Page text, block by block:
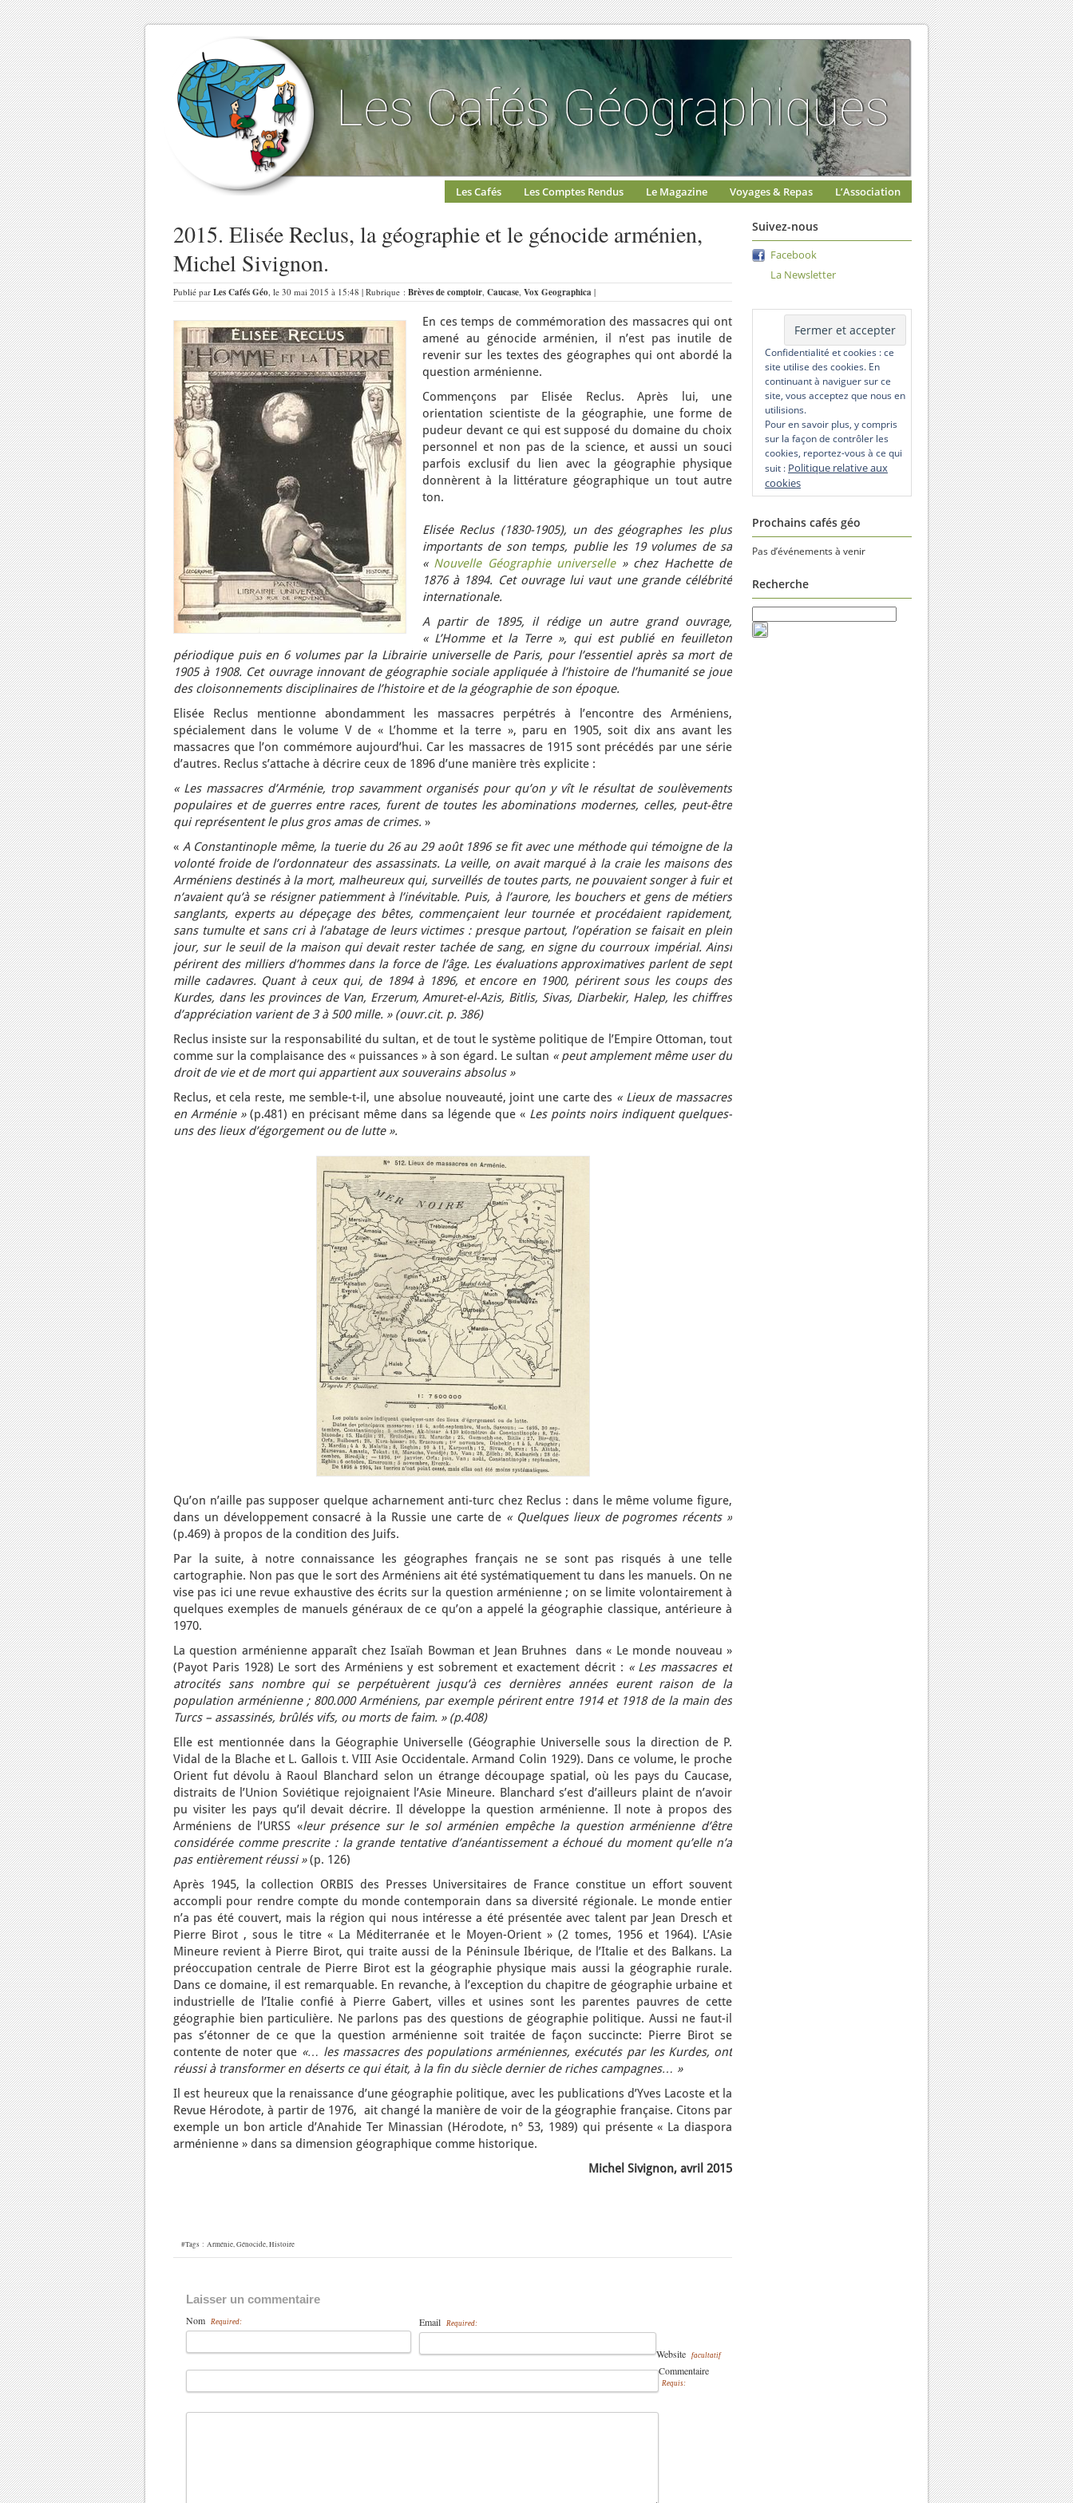
Les Cafés Les Comptes Rendus Le Magazine Voyages & Repas L’Association
2015. Elisée Reclus, la géographie et le génocide arménien,
Michel Sivignon.
Publié par Les Cafés Géo, le 30 mai 2015 à 15:48 | Rubrique : Brèves de comptoir, Caucase, Vox Geographica |
En ces temps de commémoration des massacres qui ont
amené au génocide arménien, il n’est pas inutile de
revenir sur les textes des géographes qui ont abordé la
question arménienne.
Commençons par Elisée Reclus. Après lui, une
orientation scientiste de la géographie, une forme de
pudeur devant ce qui est supposé du domaine du choix
personnel et non pas de la science, et aussi un souci
parfois exclusif du lien avec la géographie physique
donnèrent à la littérature géographique un tout autre
ton.
Elisée Reclus (1830-1905), un des géographes les plus
importants de son temps, publie les 19 volumes de sa
« Nouvelle Géographie universelle»chez Hachette de
1876 à 1894. Cet ouvrage lui vaut une grande célébrité
internationale.
A partir de 1895, il rédige un autre grand ouvrage,
« L’Homme et la Terre », qui est publié en feuilleton
périodique puis en 6 volumes par la Librairie universelle de Paris, pour l’essentiel après sa mort de
1905 à 1908. Cet ouvrage innovant de géographie sociale appliquée à l’histoire de l’humanité se joue
des cloisonnements disciplinaires de l’histoire et de la géographie de son époque.
Elisée Reclus mentionne abondamment les massacres perpétrés à l’encontre des Arméniens,
spécialement dans le volume V de « L’homme et la terre », paru en 1905, soit dix ans avant les
massacres que l’on commémore aujourd’hui. Car les massacres de 1915 sont précédés par une série
d’autres. Reclus s’attache à décrire ceux de 1896 d’une manière très explicite :
« Les massacres d’Arménie, trop savamment organisés pour qu’on y vît le résultat de soulèvements
populaires et de guerres entre races, furent de toutes les abominations modernes, celles, peut-être
qui représentent le plus gros amas de crimes. »
« A Constantinople même, la tuerie du 26 au 29 août 1896 se fit avec une méthode qui témoigne de la
volonté froide de l’ordonnateur des assassinats. La veille, on avait marqué à la craie les maisons des
Arméniens destinés à la mort, malheureux qui, surveillés de toutes parts, ne pouvaient songer à fuir et
n’avaient qu’à se résigner patiemment à l’inévitable. Puis, à l’aurore, les bouchers et gens de métiers
sanglants, experts au dépeçage des bêtes, commençaient leur tournée et procédaient rapidement,
sans tumulte et sans cri à l’abatage de leurs victimes : presque partout, l’opération se faisait en plein
jour, sur le seuil de la maison qui devait rester tachée de sang, en signe du courroux impérial. Ainsi
périrent des milliers d’hommes dans la force de l’âge. Les évaluations approximatives parlent de sept
mille cadavres. Quant à ceux qui, de 1894 à 1896, et encore en 1900, périrent sous les coups des
Kurdes, dans les provinces de Van, Erzerum, Amuret-el-Azis, Bitlis, Sivas, Diarbekir, Halep, les chiffres
d’appréciation varient de 3 à 500 mille. » (ouvr.cit. p. 386)
Reclus insiste sur la responsabilité du sultan, et de tout le système politique de l’Empire Ottoman, tout
comme sur la complaisance des « puissances » à son égard. Le sultan « peut amplement même user du
droit de vie et de mort qui appartient aux souverains absolus »
Reclus, et cela reste, me semble-t-il, une absolue nouveauté, joint une carte des « Lieux de massacres
en Arménie »(p.481) en précisant même dans sa légende que «Les points noirs indiquent quelques-
uns des lieux d’égorgement ou de lutte ».
Qu’on n’aille pas supposer quelque acharnement anti-turc chez Reclus : dans le même volume figure,
dans un développement consacré à la Russie une carte de « Quelques lieux de pogromes récents »
(p.469) à propos de la condition des Juifs.
Par la suite, à notre connaissance les géographes français ne se sont pas risqués à une telle
cartographie. Non pas que le sort des Arméniens ait été systématiquement tu dans les manuels. On ne
vise pas ici une revue exhaustive des écrits sur la question arménienne ; on se limite volontairement à
quelques exemples de manuels généraux de ce qu’on a appelé la géographie classique, antérieure à
1970.
La question arménienne apparaît chez Isaïah Bowman et Jean Bruhnes dans « Le monde nouveau »
(Payot Paris 1928) Le sort des Arméniens y est sobrement et exactement décrit : « Les massacres et
atrocités sans nombre qui se perpétuèrent jusqu’à ces dernières années eurent raison de la
population arménienne ; 800.000 Arméniens, par exemple périrent entre 1914 et 1918 de la main des
Turcs – assassinés, brûlés vifs, ou morts de faim. » (p.408)
Elle est mentionnée dans la Géographie Universelle (Géographie Universelle sous la direction de P.
Vidal de la Blache et L. Gallois t. VIII Asie Occidentale. Armand Colin 1929). Dans ce volume, le proche
Orient fut dévolu à Raoul Blanchard selon un étrange découpage spatial, où les pays du Caucase,
distraits de l’Union Soviétique rejoignaient l’Asie Mineure. Blanchard s’est d’ailleurs plaint de n’avoir
pu visiter les pays qu’il devait décrire. Il développe la question arménienne. Il note à propos des
Arméniens de l’URSS «leur présence sur le sol arménien empêche la question arménienne d’être
considérée comme prescrite : la grande tentative d’anéantissement a échoué du moment qu’elle n’a
pas entièrement réussi »(p. 126)
Après 1945, la collection ORBIS des Presses Universitaires de France constitue un effort souvent
accompli pour rendre compte du monde contemporain dans sa diversité régionale. Le monde entier
n’a pas été couvert, mais la région qui nous intéresse a été présentée avec talent par Jean Dresch et
Pierre Birot , sous le titre « La Méditerranée et le Moyen-Orient » (2 tomes, 1956 et 1964). L’Asie
Mineure revient à Pierre Birot, qui traite aussi de la Péninsule Ibérique, de l’Italie et des Balkans. La
préoccupation centrale de Pierre Birot est la géographie physique mais aussi la géographie rurale.
Dans ce domaine, il est remarquable. En revanche, à l’exception du chapitre de géographie urbaine et
industrielle de l’Italie confié à Pierre Gabert, villes et usines sont les parentes pauvres de cette
géographie bien particulière. Ne parlons pas des questions de géographie politique. Aussi ne faut-il
pas s’étonner de ce que la question arménienne soit traitée de façon succincte: Pierre Birot se
contente de noter que «… les massacres des populations arméniennes, exécutés par les Kurdes, ont
réussi à transformer en déserts ce qui était, à la fin du siècle dernier de riches campagnes… »
Il est heureux que la renaissance d’une géographie politique, avec les publications d’Yves Lacoste et la
Revue Hérodote, à partir de 1976, ait changé la manière de voir de la géographie française. Citons par
exemple un bon article d’Anahide Ter Minassian (Hérodote, n° 53, 1989) qui présente « La diaspora
arménienne » dans sa dimension géographique comme historique.
Michel Sivignon, avril 2015
#Tags : Arménie,Génocide,Histoire
Laisser un commentaire
Nom Required: Email Required:
Website facultatif
Commentaire
Requis:
Suivez-nous
Facebook
La Newsletter
Confidentialité et cookies : ce
site utilise des cookies. En
continuant à naviguer sur ce
site, vous acceptez que nous en
utilisions.
Pour en savoir plus, y compris
sur la façon de contrôler les
cookies, reportez-vous à ce qui
suit : Politique relative aux
cookies
Prochains cafés géo
Pas d’événements à venir
Recherche